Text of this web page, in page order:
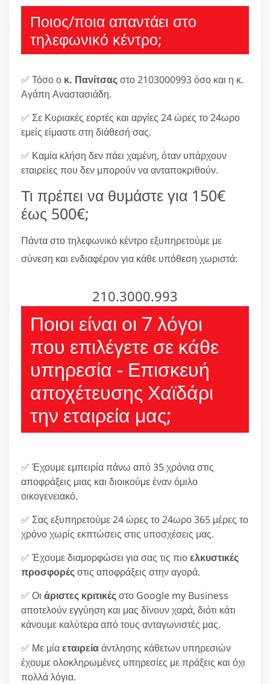
Ποιος/ποια απαντάει στο
τηλεφωνικό κέντρο;
✅ Τόσο ο κ. Πανίτσαςστο 2103000993 όσο και η κ.
Αγάπη Αναστασιάδη.
✅ Σε Κυριακές εορτές και αργίες 24 ώρες το 24ωρο
εμείς είμαστε στη διάθεσή σας.
✅ Καμία κλήση δεν πάει χαμένη, όταν υπάρχουν
εταιρείες που δεν μπορούν να ανταποκριθούν.
Τι πρέπει να θυμάστε για 150€
έως 500€;
Πάντα στο τηλεφωνικό κέντρο εξυπηρετούμε με
σύνεση και ενδιαφέρον για κάθε υπόθεση χωριστά:
210.3000.993
Ποιοι είναι οι 7 λόγοι
που επιλέγετε σε κάθε
υπηρεσία - Επισκευή
αποχέτευσης Χαϊδάρι
την εταιρεία μας;
✅ Έχουμε εμπειρία πάνω από 35 χρόνια στις
αποφράξεις μιας και διοικούμε έναν όμιλο
οικογενειακό.
✅ Σας εξυπηρετούμε 24 ώρες το 24ωρο 365 μέρες το
χρόνο χωρίς εκπτώσεις στις υποσχέσεις μας.
✅ Έχουμε διαμορφώσει για σας τις πιοελκυστικές
προσφορέςστις αποφράξεις στην αγορά.
✅ Οι άριστες κριτικέςστο Google my Business
αποτελούν εγγύηση και μας δίνουν χαρά, διότι κάτι
κάνουμε καλύτερα από τους ανταγωνιστές μας.
✅ Με μίαεταιρείαάντλησης κάθετων υπηρεσιών
έχουμε ολοκληρωμένες υπηρεσίες με πράξεις και όχι
πολλά λόγια.